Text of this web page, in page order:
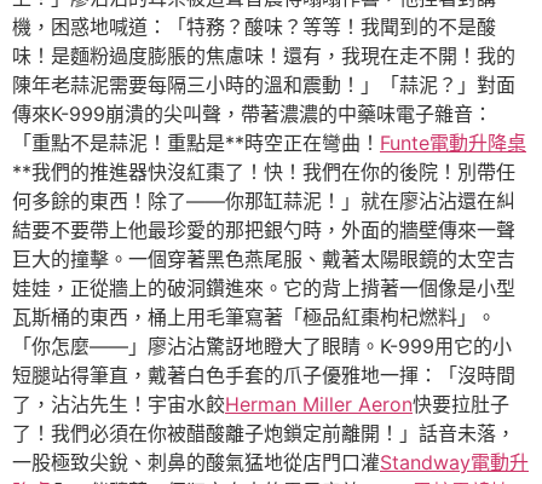
機，困惑地喊道：「特務？酸味？等等！我聞到的不是酸
味！是麵粉過度膨脹的焦慮味！還有，我現在走不開！我的
陳年老蒜泥需要每隔三小時的溫和震動！」「蒜泥？」對面
傳來K-999崩潰的尖叫聲，帶著濃濃的中藥味電子雜音：
「重點不是蒜泥！重點是**時空正在彎曲！ Funte電動升降桌
**我們的推進器快沒紅棗了！快！我們在你的後院！別帶任
何多餘的東西！除了——你那缸蒜泥！」就在廖沾沾還在糾
結要不要帶上他最珍愛的那把銀勺時，外面的牆壁傳來一聲
巨大的撞擊。一個穿著黑色燕尾服、戴著太陽眼鏡的太空吉
娃娃，正從牆上的破洞鑽進來。它的背上揹著一個像是小型
瓦斯桶的東西，桶上用毛筆寫著「極品紅棗枸杞燃料」。
「你怎麼——」廖沾沾驚訝地瞪大了眼睛。K-999用它的小
短腿站得筆直，戴著白色手套的爪子優雅地一揮：「沒時間
了，沾沾先生！宇宙水餃Herman Miller Aeron快要拉肚子
了！我們必須在你被醋酸離子炮鎖定前離開！」話音未落，
一股極致尖銳、刺鼻的酸氣猛地從店門口灌Standway電動升